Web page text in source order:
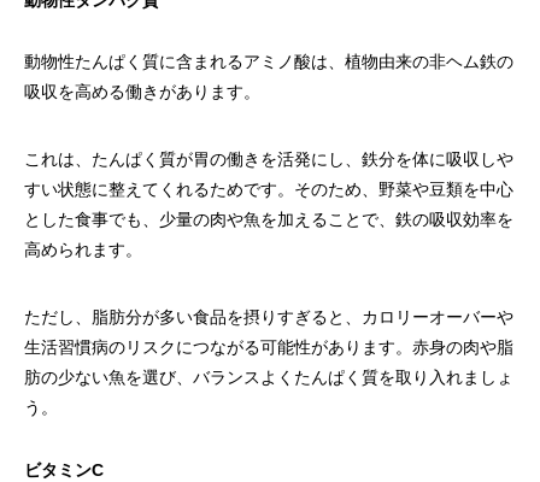
動物性たんぱく質に含まれるアミノ酸は、植物由来の非ヘム鉄の
吸収を高める働きがあります。
これは、たんぱく質が胃の働きを活発にし、鉄分を体に吸収しや
すい状態に整えてくれるためです。そのため、野菜や豆類を中心
とした食事でも、少量の肉や魚を加えることで、鉄の吸収効率を
高められます。
ただし、脂肪分が多い食品を摂りすぎると、カロリーオーバーや
生活習慣病のリスクにつながる可能性があります。赤身の肉や脂
肪の少ない魚を選び、バランスよくたんぱく質を取り入れましょ
う。
ビタミンC